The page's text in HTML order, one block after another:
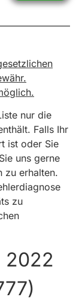
nur die
Falls Ihr
ist oder Sie
uns gerne
zu erhalten.
zu
2022